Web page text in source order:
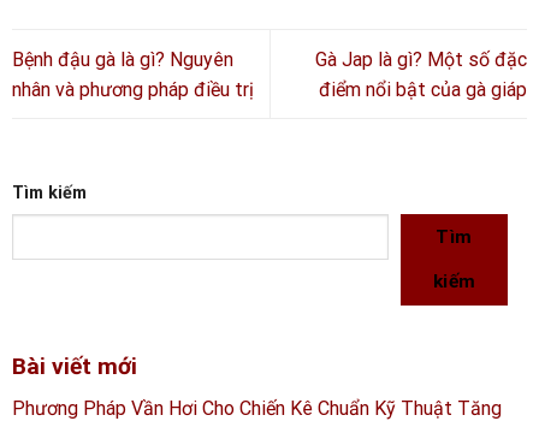
Bệnh đậu gà là gì? Nguyên
nhân và phương pháp điều trị
Gà Jap là gì? Một số đặc
điểm nổi bật của gà giáp
Tìm kiếm
Tìm
kiếm
Bài viết mới
Phương Pháp Vần Hơi Cho Chiến Kê Chuẩn Kỹ Thuật Tăng